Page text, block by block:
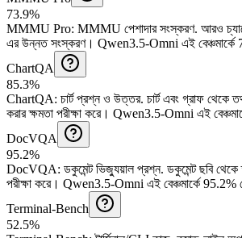
73.9%
MMMU Pro: MMMU পেশাদার সংস্করণ. আরও
এর উন্নত সংস্করণ। Qwen3.5-Omni এই
ChartQA
85.3%
ChartQA: চার্ট প্রশ্ন ও উত্তর. চার্ট এবং গ্রাফ থেকে
করার ক্ষমতা পরীক্ষা করে। Qwen3.5-Omni এই
DocVQA
95.2%
DocVQA: ডকুমেন্ট ভিজ্যুয়াল প্রশ্ন. ডকুমেন্ট ছবি
পরীক্ষা করে। Qwen3.5-Omni এই বেঞ্চমার্কে 95.2%
Terminal-Bench
52.5%